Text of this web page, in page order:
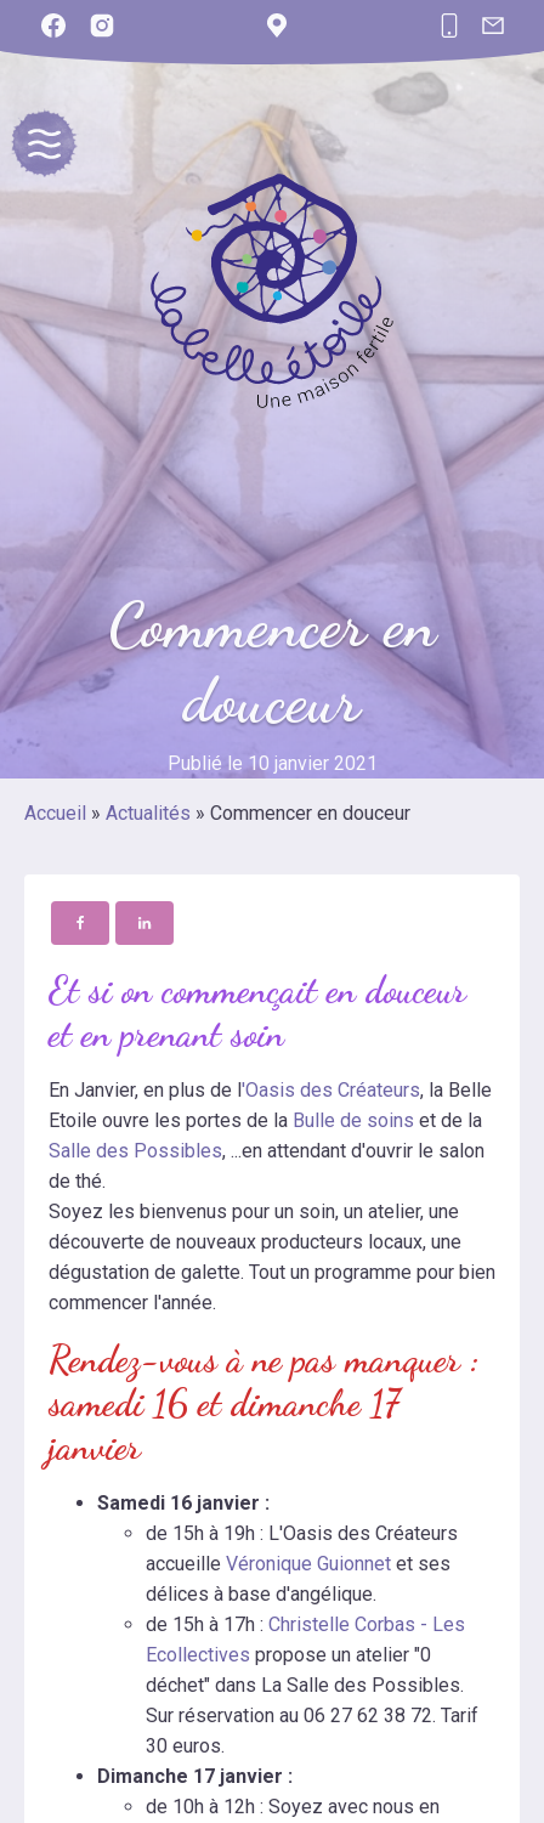
Commencer en
douceur
Publié le 10 janvier 2021
Accueil » Actualités » Commencer en douceur
Et si on commençait en douceur
et en prenant soin
En Janvier, en plus de l'Oasis des Créateurs, la Belle
Etoile ouvre les portes de la Bulle de soins et de la
Salle des Possibles, ...en attendant d'ouvrir le salon
de thé.
Soyez les bienvenus pour un soin, un atelier, une
découverte de nouveaux producteurs locaux, une
dégustation de galette. Tout un programme pour bien
commencer l'année.
Rendez-vous à ne pas manquer :
samedi 16 et dimanche 17
janvier
Samedi 16 janvier :
de 15h à 19h : L'Oasis des Créateurs
accueille Véronique Guionnet et ses
délices à base d'angélique.
de 15h à 17h : Christelle Corbas - Les
Ecollectives propose un atelier "0
déchet" dans La Salle des Possibles.
Sur réservation au 06 27 62 38 72. Tarif
30 euros.
Dimanche 17 janvier :
de 10h à 12h : Soyez avec nous en